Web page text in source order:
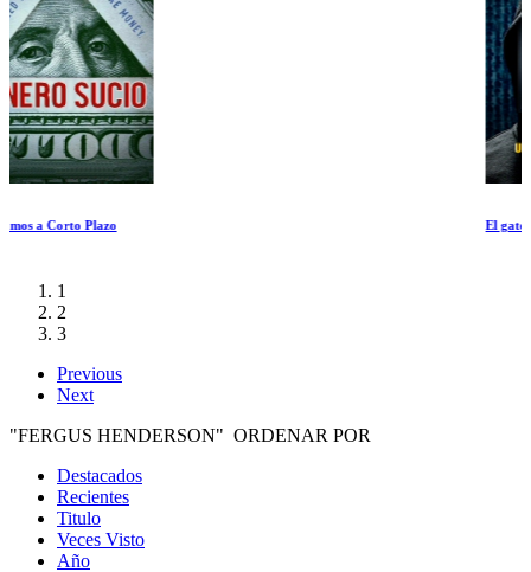
El gato y el raton
1
2
3
Previous
Next
"FERGUS HENDERSON" ORDENAR POR
Destacados
Recientes
Titulo
Veces Visto
Año